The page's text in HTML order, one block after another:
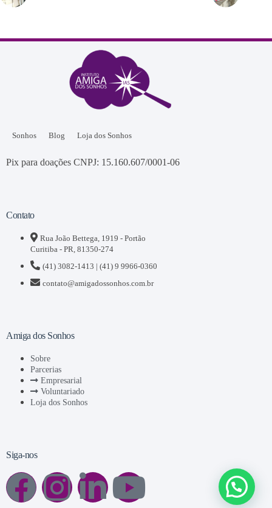
Sonhos Blog Loja dos Sonhos
Pix para doações CNPJ: 15.160.607/0001-06
Contato
Rua João Bettega, 1919 - Portão
Curitiba - PR, 81350-274
(41) 3082-1413 | (41) 9 9966-0360
contato@amigadossonhos.com.br
Amiga dos Sonhos
Sobre
Parcerias
Empresarial
Voluntariado
Loja dos Sonhos
Siga-nos